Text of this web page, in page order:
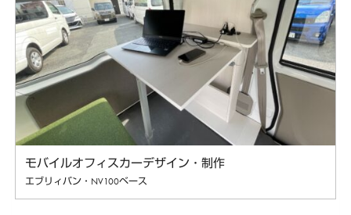
モバイルオフィスカーデザイン・制作
エブリィバン・NV100ベース